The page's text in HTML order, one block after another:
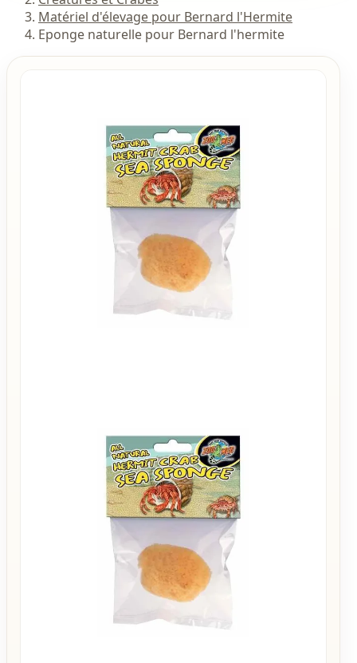
Matériel d'élevage pour Bernard l'Hermite
Eponge naturelle pour Bernard l'hermite